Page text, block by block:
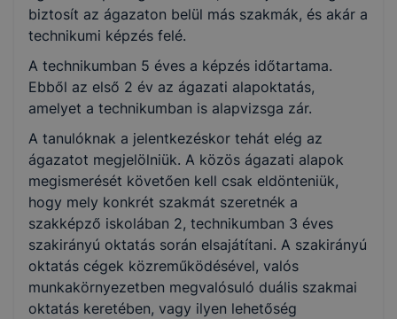
biztosít az ágazaton belül más szakmák, és akár a
technikumi képzés felé.
A technikumban 5 éves a képzés időtartama.
Ebből az első 2 év az ágazati alapoktatás,
amelyet a technikumban is alapvizsga zár.
A tanulóknak a jelentkezéskor tehát elég az
ágazatot megjelölniük. A közös ágazati alapok
megismerését követően kell csak eldönteniük,
hogy mely konkrét szakmát szeretnék a
szakképző iskolában 2, technikumban 3 éves
szakirányú oktatás során elsajátítani. A szakirányú
oktatás cégek közreműködésével, valós
munkakörnyezetben megvalósuló duális szakmai
oktatás keretében, vagy ilyen lehetőség